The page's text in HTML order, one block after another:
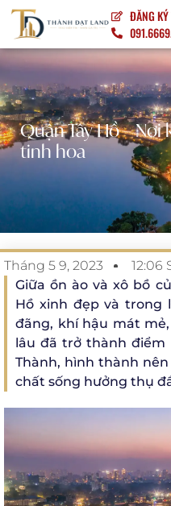
ĐĂNG KÝ
Quận Tây Hồ –
tinh hoa
Tháng 5 9, 2023
12:06
Giữa ồn ào và xô bồ
Hồ xinh đẹp và trong
đãng, khí hậu mát
lâu đã trở thành điểm
Thành, hình thành
chất sống hưởng thụ